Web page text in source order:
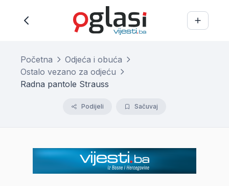
Početna
Odjeća i obuća
Ostalo vezano za odjeću
Radna pantole Strauss
Podijeli Sačuvaj